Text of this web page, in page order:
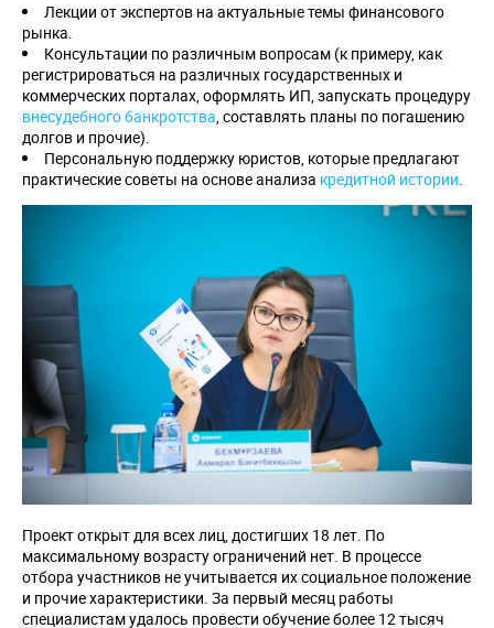
Лекции от экспертов на актуальные темы финансового
рынка.
Консультации по различным вопросам (к примеру, как
регистрироваться на различных государственных и
коммерческих порталах, оформлять ИП, запускать процедуру
внесудебного банкротства, составлять планы по погашению
долгов и прочие).
Персональную поддержку юристов, которые предлагают
практические советы на основе анализа кредитной истории.
Проект открыт для всех лиц, достигших 18 лет. По
максимальному возрасту ограничений нет. В процессе
отбора участников не учитывается их социальное положение
и прочие характеристики. За первый месяц работы
специалистам удалось провести обучение более 12 тысяч